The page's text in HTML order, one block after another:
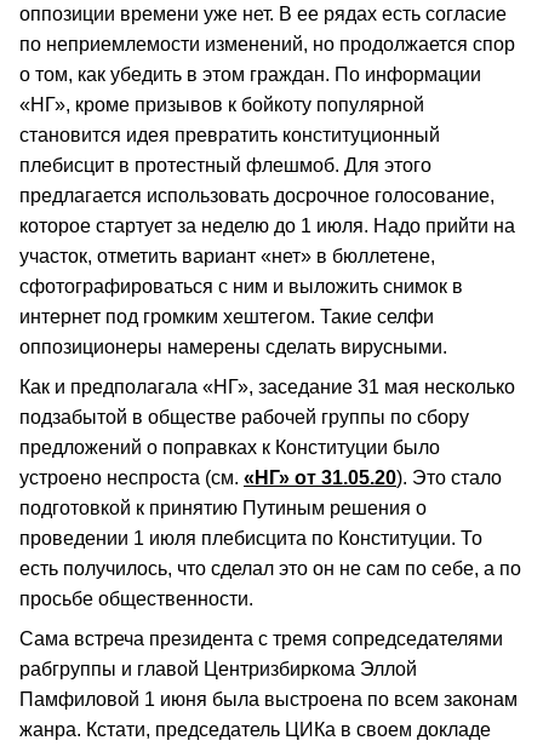
оппозиции времени уже нет. В ее рядах есть согласие
по неприемлемости изменений, но продолжается спор
о том, как убедить в этом граждан. По информации
«НГ», кроме призывов к бойкоту популярной
становится идея превратить конституционный
плебисцит в протестный флешмоб. Для этого
предлагается использовать досрочное голосование,
которое стартует за неделю до 1 июля. Надо прийти на
участок, отметить вариант «нет» в бюллетене,
сфотографироваться с ним и выложить снимок в
интернет под громким хештегом. Такие селфи
оппозиционеры намерены сделать вирусными.
Как и предполагала «НГ», заседание 31 мая несколько
подзабытой в обществе рабочей группы по сбору
предложений о поправках к Конституции было
устроено неспроста (см. «НГ» от 31.05.20). Это стало
подготовкой к принятию Путиным решения о
проведении 1 июля плебисцита по Конституции. То
есть получилось, что сделал это он не сам по себе, а по
просьбе общественности.
Сама встреча президента с тремя сопредседателями
рабгруппы и главой Центризбиркома Эллой
Памфиловой 1 июня была выстроена по всем законам
жанра. Кстати, председатель ЦИКа в своем докладе